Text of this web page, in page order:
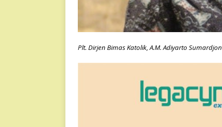
Plt. Dirjen Bimas Katolik, A.M. Adiyarto